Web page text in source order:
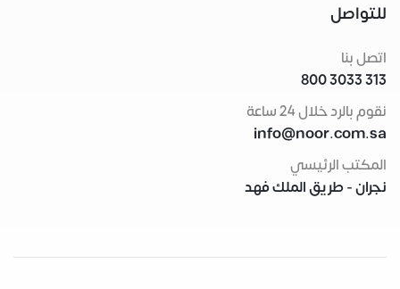
للتواصل
اتصل بنا
800 3033 313
نقوم بالرد خلال 24 ساعة
info@noor.com.sa
المكتب الرئيسي
نجران - طريق الملك فهد